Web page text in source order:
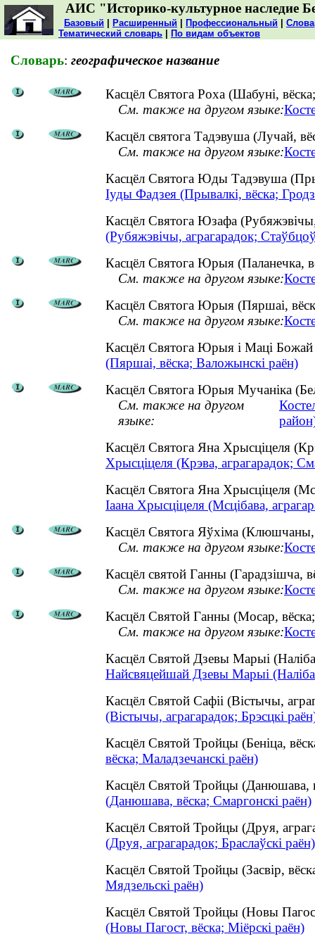
АИС "Историко-культурное наследие
Базовый Расширенный Профессиональный
Тематический словарь
По видам объектов
Словарь: географическое название
Касцёл Святога Роха (Шабуні,
См. также на другом языке:
Касцёл святога Тадэвуша (Лучай,
См. также на другом языке:
Касцёл Святога Юды Тадэвуша
Іуды Фадзея (Прывалкі, вёска;
Касцёл Святога Юзафа
(Рубяжэвічы, аграгарадок;
Касцёл Святога Юрыя (Паланечка,
См. также на другом языке:
Касцёл Святога Юрыя (Пяршаі,
См. также на другом языке:
Касцёл Святога Юрыя і Маці
(Пяршаі, вёска; Валожынскі раён)
Касцёл Святога Юрыя Мучаніка
См. также на другом
языке:
Касцёл Святога Яна Хрысціцеля
Хрысціцеля (Крэва, аграгарадок;
Касцёл Святога Яна Хрысціцеля
Іаана Хрысціцеля (Мсцібава,
Касцёл Святога Яўхіма (Клюшчаны,
См. также на другом языке:
Касцёл святой Ганны (Гарадзішча,
См. также на другом языке:
Касцёл Святой Ганны (Мосар,
См. также на другом языке:
Касцёл Святой Дзевы Марыі
Найсвяцейшай Дзевы Марыі
Касцёл Святой Сафіі (Вістычы,
(Вістычы, аграгарадок; Брэсцкі
Касцёл Святой Тройцы (Беніца,
вёска; Маладзечанскі раён)
Касцёл Святой Тройцы (Данюшава,
(Данюшава, вёска; Смаргонскі раён)
Касцёл Святой Тройцы (Друя,
(Друя, аграгарадок; Браслаўскі раён)
Касцёл Святой Тройцы (Засвір,
Мядзельскі раён)
Касцёл Святой Тройцы (Новы
(Новы Пагост, вёска; Міёрскі раён)